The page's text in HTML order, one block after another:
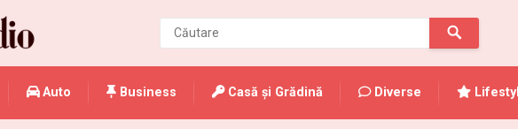
Auto Business Casă și Grădină Diverse